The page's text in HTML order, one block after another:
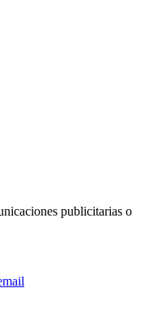
publicitarias o